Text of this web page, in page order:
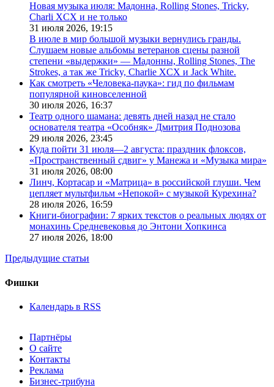
Новая музыка июля: Мадонна, Rolling Stones, Tricky,
Charli XCX и не только
31 июля 2026, 19:15
В июле в мир большой музыки вернулись гранды.
Слушаем новые альбомы ветеранов сцены разной
степени «выдержки» — Мадонны, Rolling Stones, The
Strokes, а так же Tricky, Charlie XCX и Jack White.
Как смотреть «Человека-паука»: гид по фильмам
популярной киновселенной
30 июля 2026, 16:37
Театр одного шамана: девять дней назад не стало
основателя театра «Особняк» Дмитрия Поднозова
29 июля 2026, 23:45
Куда пойти 31 июля—2 августа: праздник флоксов,
«Пространственный сдвиг» у Манежа и «Музыка мира»
31 июля 2026, 08:00
Линч, Кортасар и «Матрица» в российской глуши. Чем
цепляет мультфильм «Непокой» с музыкой Курехина?
28 июля 2026, 16:59
Книги-биографии: 7 ярких текстов о реальных людях от
монахинь Средневековья до Энтони Хопкинса
27 июля 2026, 18:00
Предыдущие статьи
Фишки
Календарь в RSS
Партнёры
О сайте
Контакты
Реклама
Бизнес-трибуна